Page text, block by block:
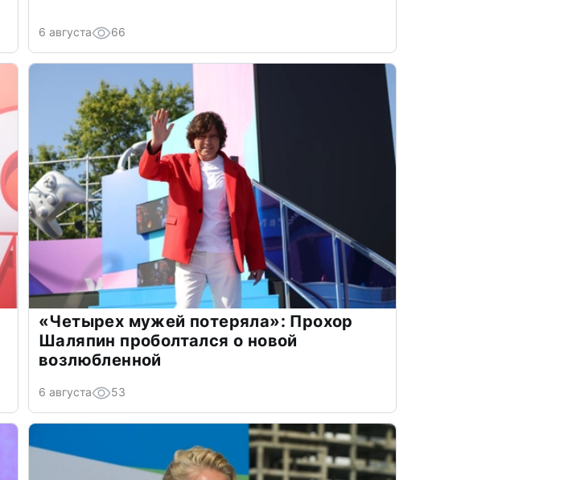
6 августа 66
«Четырех мужей потеряла»: Прохор
Шаляпин проболтался о новой
возлюбленной
6 августа 53